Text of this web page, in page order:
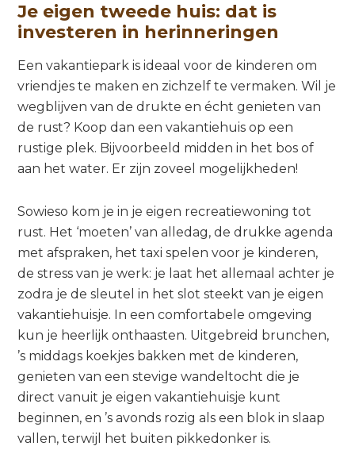
Je eigen tweede huis: dat is
investeren in herinneringen
Een vakantiepark is ideaal voor de kinderen om
vriendjes te maken en zichzelf te vermaken. Wil je
wegblijven van de drukte en écht genieten van
de rust? Koop dan een vakantiehuis op een
rustige plek. Bijvoorbeeld midden in het bos of
aan het water. Er zijn zoveel mogelijkheden!
Sowieso kom je in je eigen recreatiewoning tot
rust. Het ‘moeten’ van alledag, de drukke agenda
met afspraken, het taxi spelen voor je kinderen,
de stress van je werk: je laat het allemaal achter je
zodra je de sleutel in het slot steekt van je eigen
vakantiehuisje. In een comfortabele omgeving
kun je heerlijk onthaasten. Uitgebreid brunchen,
’s middags koekjes bakken met de kinderen,
genieten van een stevige wandeltocht die je
direct vanuit je eigen vakantiehuisje kunt
beginnen, en ’s avonds rozig als een blok in slaap
vallen, terwijl het buiten pikkedonker is.